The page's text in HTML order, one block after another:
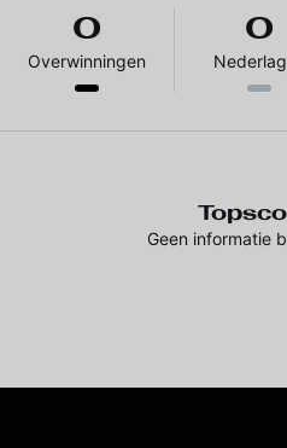
0
Overwinningen
0
Geen informatie